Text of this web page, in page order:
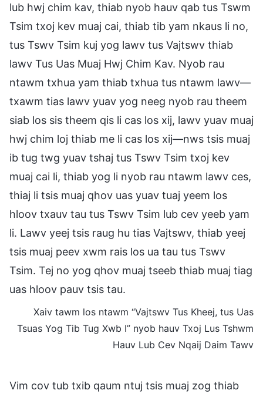
lub hwj chim kav, thiab nyob hauv qab tus Tswm
Tsim txoj kev muaj cai, thiab tib yam nkaus li no,
tus Tswv Tsim kuj yog lawv tus Vajtswv thiab
lawv Tus Uas Muaj Hwj Chim Kav. Nyob rau
ntawm txhua yam thiab txhua tus ntawm lawv—
txawm tias lawv yuav yog neeg nyob rau theem
siab los sis theem qis li cas los xij, lawv yuav muaj
hwj chim loj thiab me li cas los xij—nws tsis muaj
ib tug twg yuav tshaj tus Tswv Tsim txoj kev
muaj cai li, thiab yog li nyob rau ntawm lawv ces,
thiaj li tsis muaj qhov uas yuav tuaj yeem los
hloov txauv tau tus Tswv Tsim lub cev yeeb yam
li. Lawv yeej tsis raug hu tias Vajtswv, thiab yeej
tsis muaj peev xwm rais los ua tau tus Tswv
Tsim. Tej no yog qhov muaj tseeb thiab muaj tiag
uas hloov pauv tsis tau.
Xaiv tawm los ntawm “Vajtswv Tus Kheej, tus Uas
Tsuas Yog Tib Tug Xwb I” nyob hauv Txoj Lus Tshwm
Hauv Lub Cev Nqaij Daim Tawv
Vim cov tub txib qaum ntuj tsis muaj zog thiab